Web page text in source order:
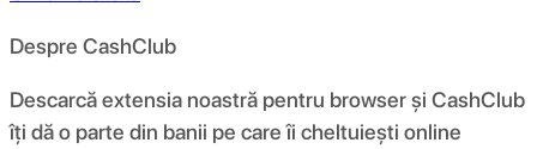
Despre CashClub
Descarcă extensia noastră pentru browser și CashClub
îți dă o parte din banii pe care îi cheltuiești online